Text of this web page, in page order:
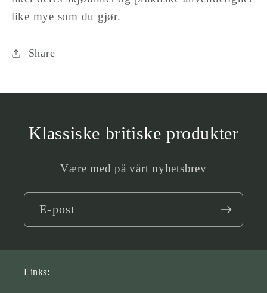
like mye som du gjør.
Share
Klassiske britiske produkter
Være med på vårt nyhetsbrev
E-post
Links: